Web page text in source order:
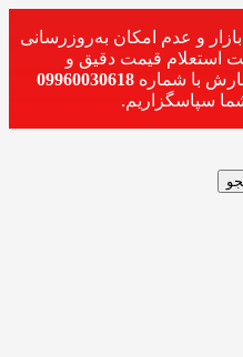
و عدم امکان به‌روزرسانی
استعلام قیمت دقیق و
با شماره 09960030618
سپاسگزاریم.